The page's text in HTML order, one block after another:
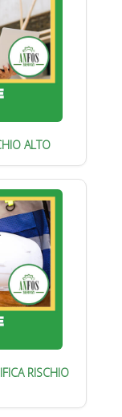
ALTO
RISCHIO